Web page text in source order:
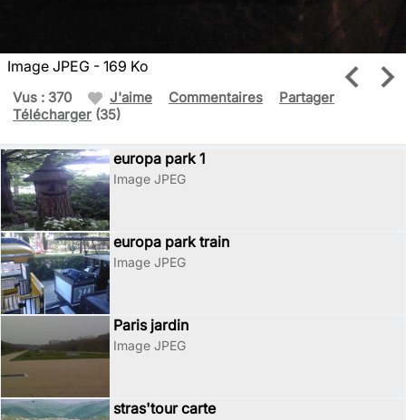
Image JPEG - 169 Ko
Vus : 370 J'aime Commentaires
Partager
Télécharger (35)
europa park 1
Image JPEG
europa park train
Image JPEG
Paris jardin
Image JPEG
stras'tour carte